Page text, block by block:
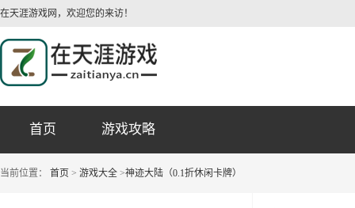
在天涯游戏网，欢迎您的来访！
首页 游戏攻略
当前位置： 首页 > 游戏大全 >神迹大陆（0.1折休闲卡牌）